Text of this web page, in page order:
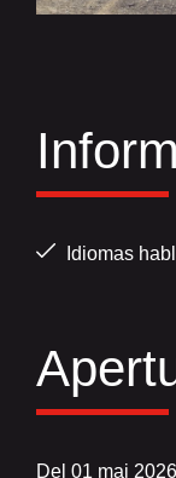
Idiomas
Del 01 mai